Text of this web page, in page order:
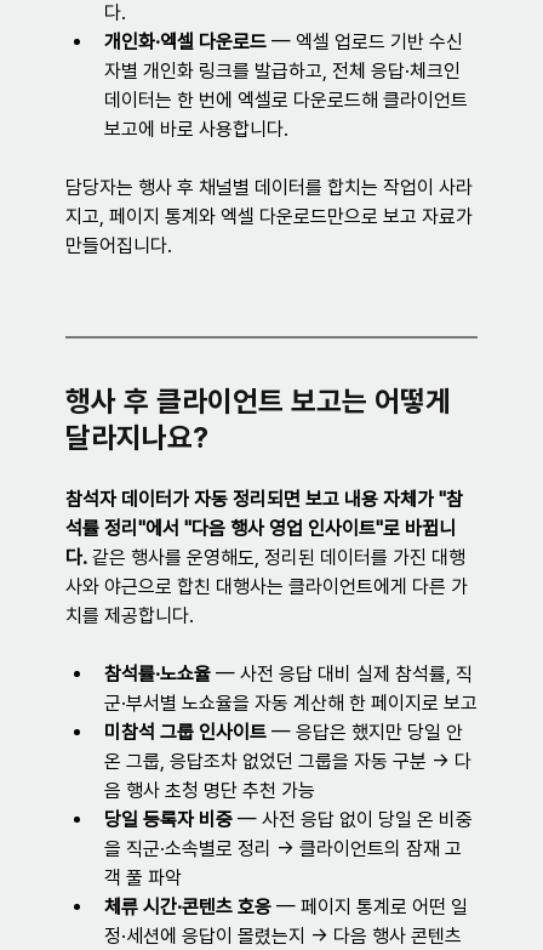
다.
개인화·엑셀 다운로드 — 엑셀 업로드 기반 수신
자별 개인화 링크를 발급하고, 전체 응답·체크인
데이터는 한 번에 엑셀로 다운로드해 클라이언트
보고에 바로 사용합니다.
담당자는 행사 후 채널별 데이터를 합치는 작업이 사라
지고, 페이지 통계와 엑셀 다운로드만으로 보고 자료가
만들어집니다.
행사 후 클라이언트 보고는 어떻게
달라지나요?
참석자 데이터가 자동 정리되면 보고 내용 자체가 "참
석률 정리"에서 "다음 행사 영업 인사이트"로 바뀝니
다. 같은 행사를 운영해도, 정리된 데이터를 가진 대행
사와 야근으로 합친 대행사는 클라이언트에게 다른 가
치를 제공합니다.
참석률·노쇼율 — 사전 응답 대비 실제 참석률, 직
군·부서별 노쇼율을 자동 계산해 한 페이지로 보고
미참석 그룹 인사이트 — 응답은 했지만 당일 안
온 그룹, 응답조차 없었던 그룹을 자동 구분 → 다
음 행사 초청 명단 추천 가능
당일 등록자 비중 — 사전 응답 없이 당일 온 비중
을 직군·소속별로 정리 → 클라이언트의 잠재 고
객 풀 파악
체류 시간·콘텐츠 호응 — 페이지 통계로 어떤 일
정·세션에 응답이 몰렸는지 → 다음 행사 콘텐츠